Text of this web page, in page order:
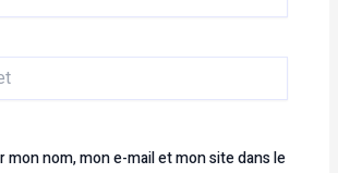
mon nom, mon e-mail et mon site dans le